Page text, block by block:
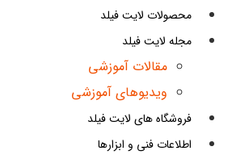
محصولات لایت فیلد
مجله لایت فیلد
مقالات آموزشی
ویدیوهای آموزشی
فروشگاه های لایت فیلد
اطلاعات فنی و ابزارها